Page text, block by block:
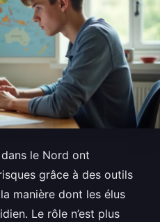
le Nord ont
grâce à des outils
manière dont les élus
Le rôle n’est plus